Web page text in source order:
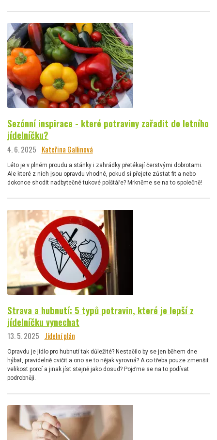
Sezónní inspirace - které potraviny zařadit do letního
jídelníčku?
4. 6. 2025 Kateřina Gallinová
Léto je v plném proudu a stánky i zahrádky přetékají čerstvými dobrotami.
Ale které z nich jsou opravdu vhodné, pokud si přejete zůstat fit a nebo
dokonce shodit nadbytečné tukové polštáře? Mrkněme se na to společně!
Strava a hubnutí: 5 typů potravin, které je lepší z
jídelníčku vynechat
13. 5. 2025 Jídelní plán
Opravdu je jídlo pro hubnutí tak důležité? Nestačilo by se jen během dne
hýbat, pravidelně cvičit a ono se to nějak vyrovná? A co třeba pouze zmenšit
velikost porcí a jinak jíst stejně jako dosud? Pojďme se na to podívat
podrobněji.